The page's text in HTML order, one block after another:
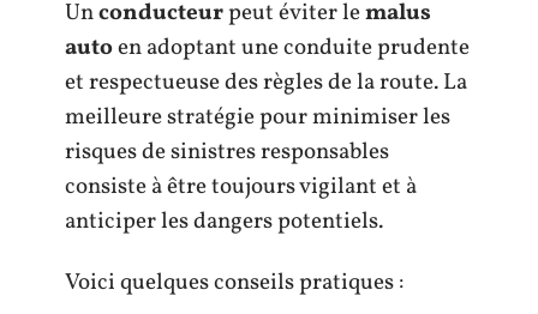
Unconducteurpeut éviter lemalus
autoen adoptant une conduite prudente
et respectueuse des règles de la route. La
meilleure stratégie pour minimiser les
risques de sinistres responsables
consiste à être toujours vigilant et à
anticiper les dangers potentiels.
Voici quelques conseils pratiques :